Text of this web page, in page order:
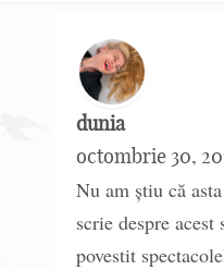
dunia
octombrie 30,
Nu am știu că
scrie despre
povestit